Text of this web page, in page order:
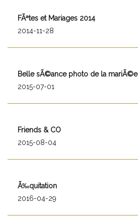
FÃªtes et Mariages 2014
2014-11-28
Belle sÃ©ance photo de la mariÃ©e
2015-07-01
Friends & CO
2015-08-04
Ã‰quitation
2016-04-29